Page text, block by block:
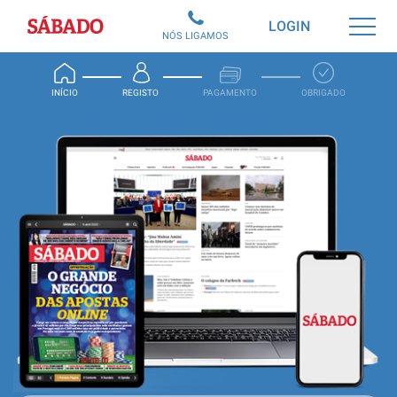
Sábado
INÍCIO REGISTO PAGAMENTO OBRIGADO
LOGIN
NÓS LIGAMOS